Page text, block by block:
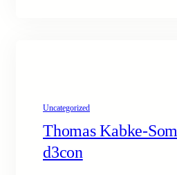
Uncategorized
Thomas Kabke-
d3con